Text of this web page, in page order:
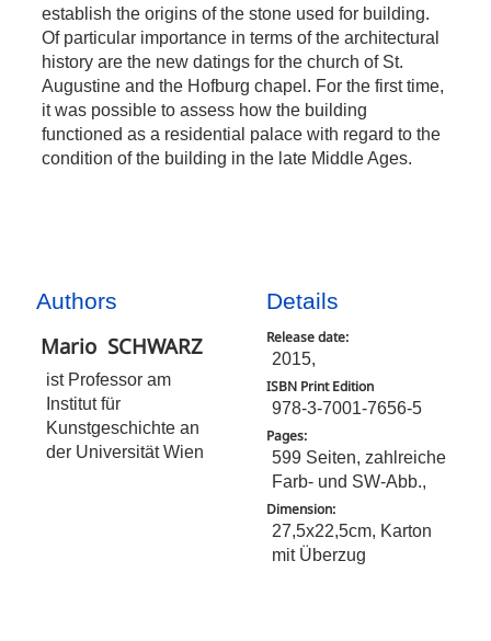
establish the origins of the stone used for building.
Of particular importance in terms of the architectural
history are the new datings for the church of St.
Augustine and the Hofburg chapel. For the first time,
it was possible to assess how the building
functioned as a residential palace with regard to the
condition of the building in the late Middle Ages.
Authors
Mario SCHWARZ
ist Professor am
Institut für
Kunstgeschichte an
der Universität Wien
Details
Release date:
2015,
ISBN Print Edition
978-3-7001-7656-5
Pages:
599 Seiten, zahlreiche
Farb- und SW-Abb.,
Dimension:
27,5x22,5cm, Karton
mit Überzug